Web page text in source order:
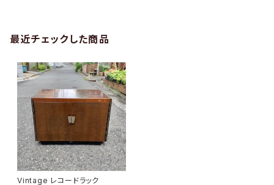
最近チェックした商品
Vintage レコードラック